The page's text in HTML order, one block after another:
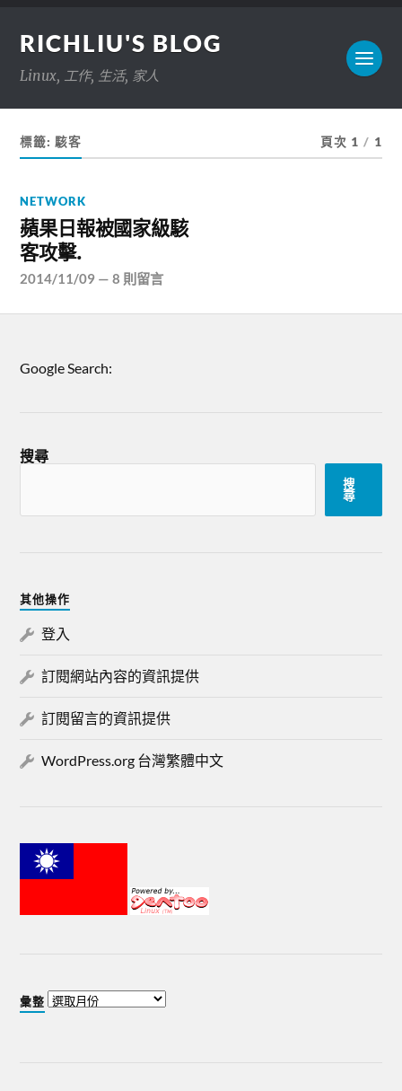
RICHLIU'S BLOG
Linux, 工作, 生活, 家人
標籤:駭客 頁次 1 / 1
NETWORK
蘋果日報被國家級駭
客攻擊.
2014/11/09 —8 則留言
Google Search:
搜尋
搜
尋
其他操作
登入
訂閱網站內容的資訊提供
訂閱留言的資訊提供
WordPress.org 台灣繁體中文
彙整